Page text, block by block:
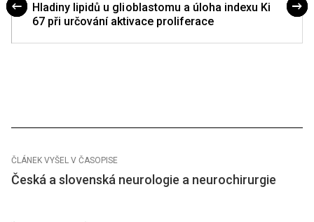
Hladiny lipidů u gli oblastomu a úloha indexu Ki
67 při určování aktivace proliferace
ČLÁNEK VYŠEL V ČASOPISE
Česká a slovenská neurologie a neurochirurgie